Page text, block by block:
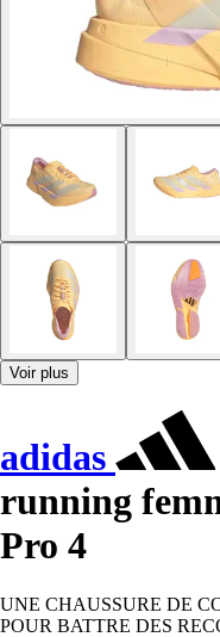
Voir plus
adidas
running
Pro 4
UNE CHAUSSURE DE
POUR BATTRE DES